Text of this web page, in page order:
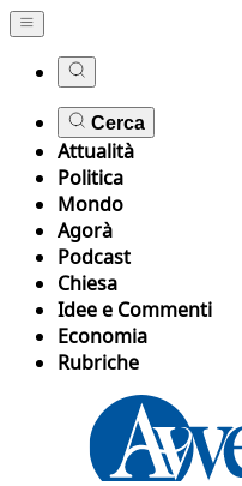
Cerca
Attualità
Politica
Mondo
Agorà
Podcast
Chiesa
Idee e Commenti
Economia
Rubriche